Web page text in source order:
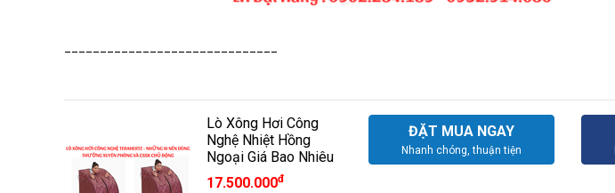
Lò Xông Hơi Công
Nghệ Nhiệt Hồng
Ngoại Giá Bao Nhiêu
17.500.000đ
ĐẶT MUA NGAY
Nhanh chóng, thuận tiện